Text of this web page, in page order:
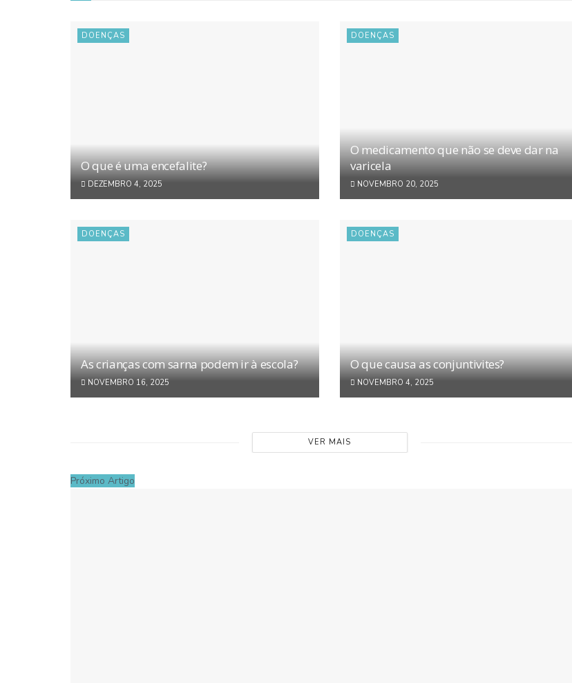
DOENÇAS
O que é uma encefalite?
DEZEMBRO 4, 2025
DOENÇAS
O medicamento que não se deve dar na
varicela
NOVEMBRO 20, 2025
DOENÇAS
As crianças com sarna podem ir à escola?
NOVEMBRO 16, 2025
DOENÇAS
O que causa as conjuntivites?
NOVEMBRO 4, 2025
VER MAIS
Próximo Artigo